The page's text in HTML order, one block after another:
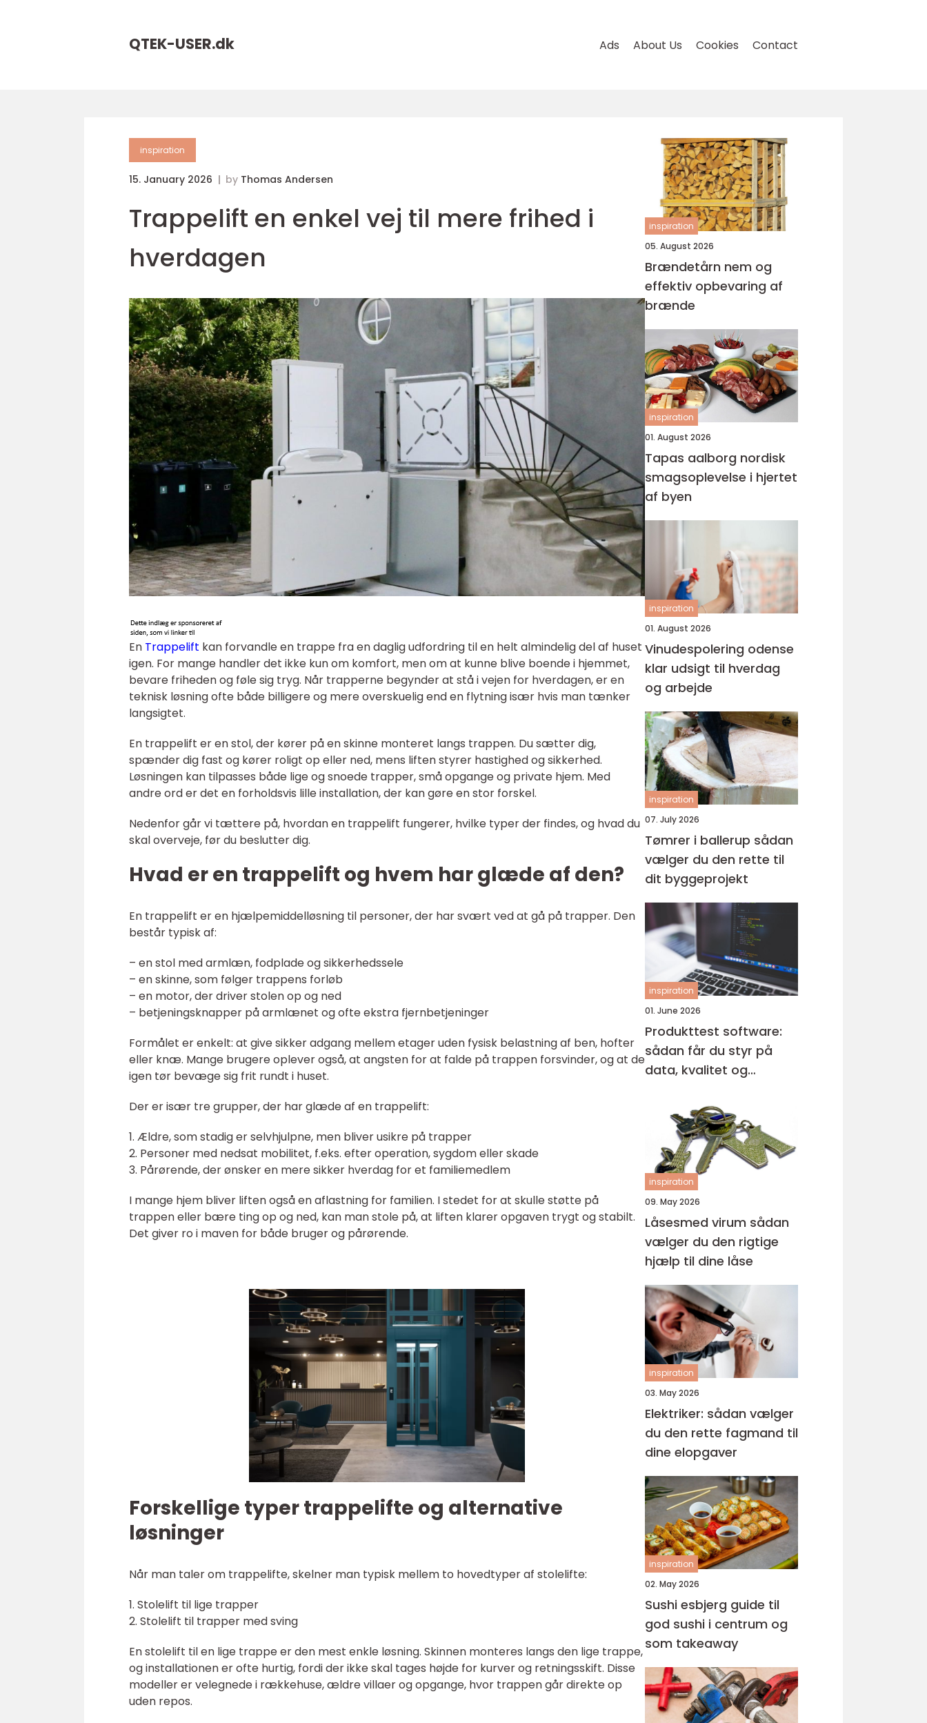
QTEK-USER.dk Ads About Us Cookies Contact
inspiration
15. January 2026 by Thomas Andersen
Trappelift en enkel vej til mere frihed i
hverdagen
En Trappelift kan forvandle en trappe fra en daglig udfordring til en helt almindelig del af huset
igen. For mange handler det ikke kun om komfort, men om at kunne blive boende i hjemmet,
bevare friheden og føle sig tryg. Når trapperne begynder at stå i vejen for hverdagen, er en
teknisk løsning ofte både billigere og mere overskuelig end en flytning især hvis man tænker
langsigtet.
En trappelift er en stol, der kører på en skinne monteret langs trappen. Du sætter dig,
spænder dig fast og kører roligt op eller ned, mens liften styrer hastighed og sikkerhed.
Løsningen kan tilpasses både lige og snoede trapper, små opgange og private hjem. Med
andre ord er det en forholdsvis lille installation, der kan gøre en stor forskel.
Nedenfor går vi tættere på, hvordan en trappelift fungerer, hvilke typer der findes, og hvad du
skal overveje, før du beslutter dig.
Hvad er en trappelift og hvem har glæde af den?
En trappelift er en hjælpemiddelløsning til personer, der har svært ved at gå på trapper. Den
består typisk af:
– en stol med armlæn, fodplade og sikkerhedssele
– en skinne, som følger trappens forløb
– en motor, der driver stolen op og ned
– betjeningsknapper på armlænet og ofte ekstra fjernbetjeninger
Formålet er enkelt: at give sikker adgang mellem etager uden fysisk belastning af ben, hofter
eller knæ. Mange brugere oplever også, at angsten for at falde på trappen forsvinder, og at de
igen tør bevæge sig frit rundt i huset.
Der er især tre grupper, der har glæde af en trappelift:
1. Ældre, som stadig er selvhjulpne, men bliver usikre på trapper
2. Personer med nedsat mobilitet, f.eks. efter operation, sygdom eller skade
3. Pårørende, der ønsker en mere sikker hverdag for et familiemedlem
I mange hjem bliver liften også en aflastning for familien. I stedet for at skulle støtte på
trappen eller bære ting op og ned, kan man stole på, at liften klarer opgaven trygt og stabilt.
Det giver ro i maven for både bruger og pårørende.
Forskellige typer trappelifte og alternative
løsninger
Når man taler om trappelifte, skelner man typisk mellem to hovedtyper af stolelifte:
1. Stolelift til lige trapper
2. Stolelift til trapper med sving
En stolelift til en lige trappe er den mest enkle løsning. Skinnen monteres langs den lige trappe,
og installationen er ofte hurtig, fordi der ikke skal tages højde for kurver og retningsskift. Disse
modeller er velegnede i rækkehuse, ældre villaer og opgange, hvor trappen går direkte op
uden repos.
inspiration
05. August 2026
Brændetårn nem og
effektiv opbevaring af
brænde
inspiration
01. August 2026
Tapas aalborg nordisk
smagsoplevelse i hjertet
af byen
inspiration
01. August 2026
Vinudespolering odense
klar udsigt til hverdag
og arbejde
inspiration
07. July 2026
Tømrer i ballerup sådan
vælger du den rette til
dit byggeprojekt
inspiration
01. June 2026
Produkttest software:
sådan får du styr på
data, kvalitet og
inspiration
09. May 2026
Låsesmed virum sådan
vælger du den rigtige
hjælp til dine låse
inspiration
03. May 2026
Elektriker: sådan vælger
du den rette fagmand til
dine elopgaver
inspiration
02. May 2026
Sushi esbjerg guide til
god sushi i centrum og
som takeaway